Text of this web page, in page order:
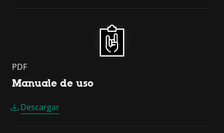
PDF
Manuale de uso
Descargar